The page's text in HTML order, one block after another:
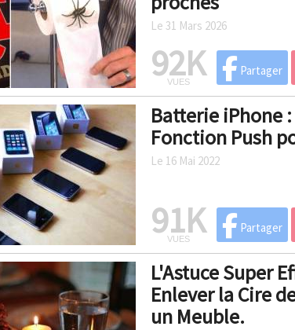
Le 31 Mars 2026
92K
VUES
Partager
Batterie iPhone
Fonction Push
Le 16 Mai 2022
91K
VUES
Partager
L'Astuce Super
Enlever la Cire
un Meuble.